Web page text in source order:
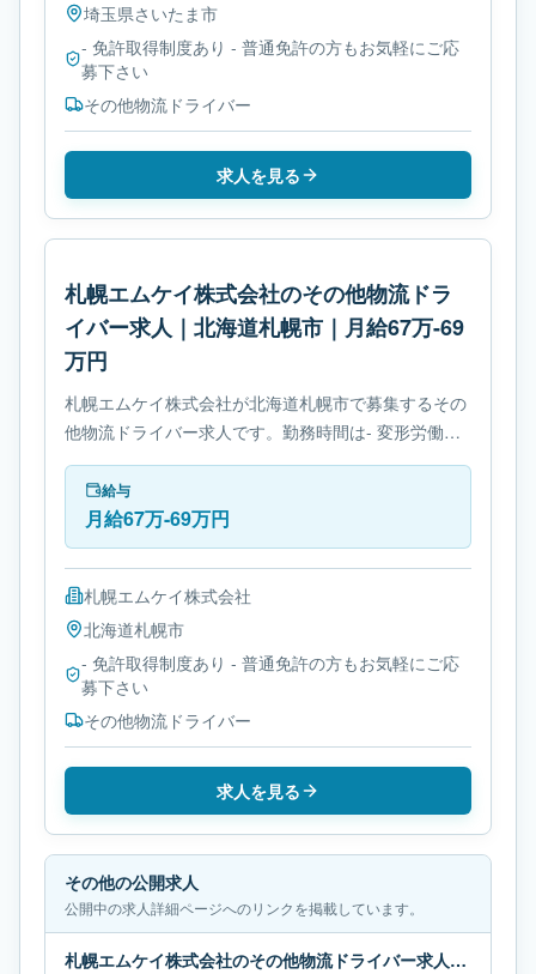
埼玉県さいたま市
- 免許取得制度あり - 普通免許の方もお気軽にご応
募下さい
その他物流ドライバー
求人を見る
札幌エムケイ株式会社のその他物流ドラ
イバー求人｜北海道札幌市｜月給67万-69
万円
札幌エムケイ株式会社が北海道札幌市で募集するその
他物流ドライバー求人です。勤務時間は- 変形労働時
間制です。必要免許は- 免許取得制度ありです。
給与
月給67万-69万円
札幌エムケイ株式会社
北海道札幌市
- 免許取得制度あり - 普通免許の方もお気軽にご応
募下さい
その他物流ドライバー
求人を見る
その他の公開求人
公開中の求人詳細ページへのリンクを掲載しています。
札幌エムケイ株式会社のその他物流ドライバー求人｜北海道札幌市｜月給65万-68万円